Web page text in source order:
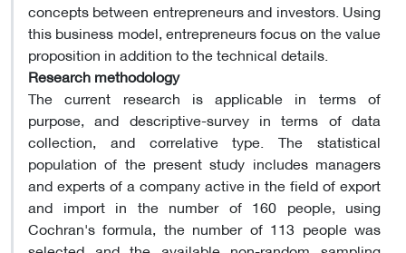
concepts between entrepreneurs and investors. Using
this business model, entrepreneurs focus on the value
proposition in addition to the technical details.
Research methodology
The current research is applicable in terms of
purpose, and descriptive-survey in terms of data
collection, and correlative type. The statistical
population of the present study includes managers
and experts of a company active in the field of export
and import in the number of 160 people, using
Cochran's formula, the number of 113 people was